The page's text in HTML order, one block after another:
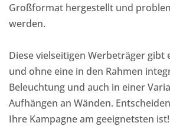
Großformat hergestellt und
werden.
Diese vielseitigen Werbeträger
und ohne eine in den Rahmen
Beleuchtung und auch in einer
Aufhängen an Wänden.
Ihre Kampagne am geeignetsten ist!